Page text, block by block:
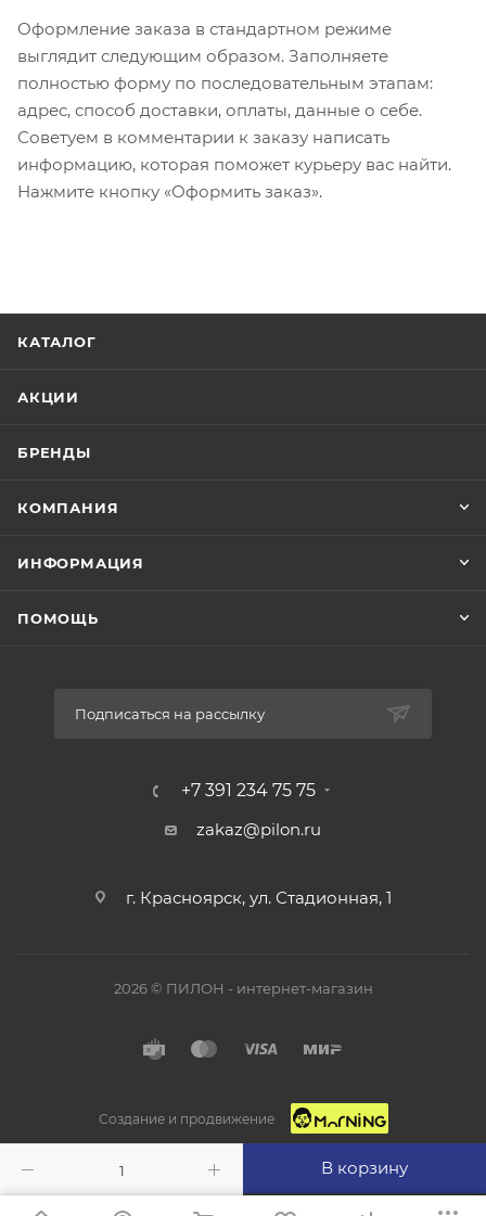
В корзину
Оформление заказа в стандартном режиме
выглядит следующим образом. Заполняете
полностью форму по последовательным этапам:
адрес, способ доставки, оплаты, данные о себе.
Советуем в комментарии к заказу написать
информацию, которая поможет курьеру вас найти.
Нажмите кнопку «Оформить заказ».
КАТАЛОГ
АКЦИИ
БРЕНДЫ
КОМПАНИЯ
ИНФОРМАЦИЯ
ПОМОЩЬ
Подписаться на рассылку
+7 391 234 75 75
zakaz@pilon.ru
г. Красноярск, ул. Стадионная, 1
2026 © ПИЛОН - интернет-магазин
Создание и продвижение